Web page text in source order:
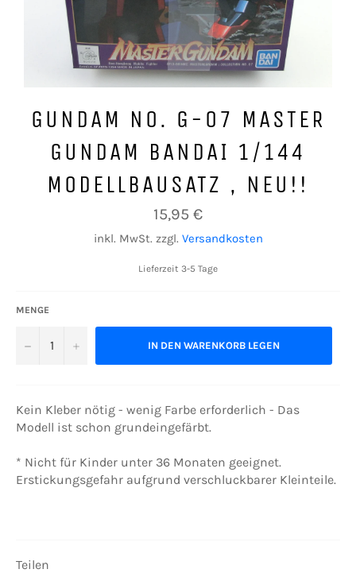
GUNDAM NO. G-07 MASTER
GUNDAM BANDAI 1/144
MODELLBAUSATZ , NEU!!
Normaler
Preis
15,95 €
inkl. MwSt. zzgl. Versandkosten
Lieferzeit 3-5 Tage
MENGE
− + IN DEN WARENKORB LEGEN
Kein Kleber nötig - wenig Farbe erforderlich - Das
Modell ist schon grundeingefärbt.
* Nicht für Kinder unter 36 Monaten geeignet.
Erstickungsgefahr aufgrund verschluckbarer Kleinteile.
Teilen